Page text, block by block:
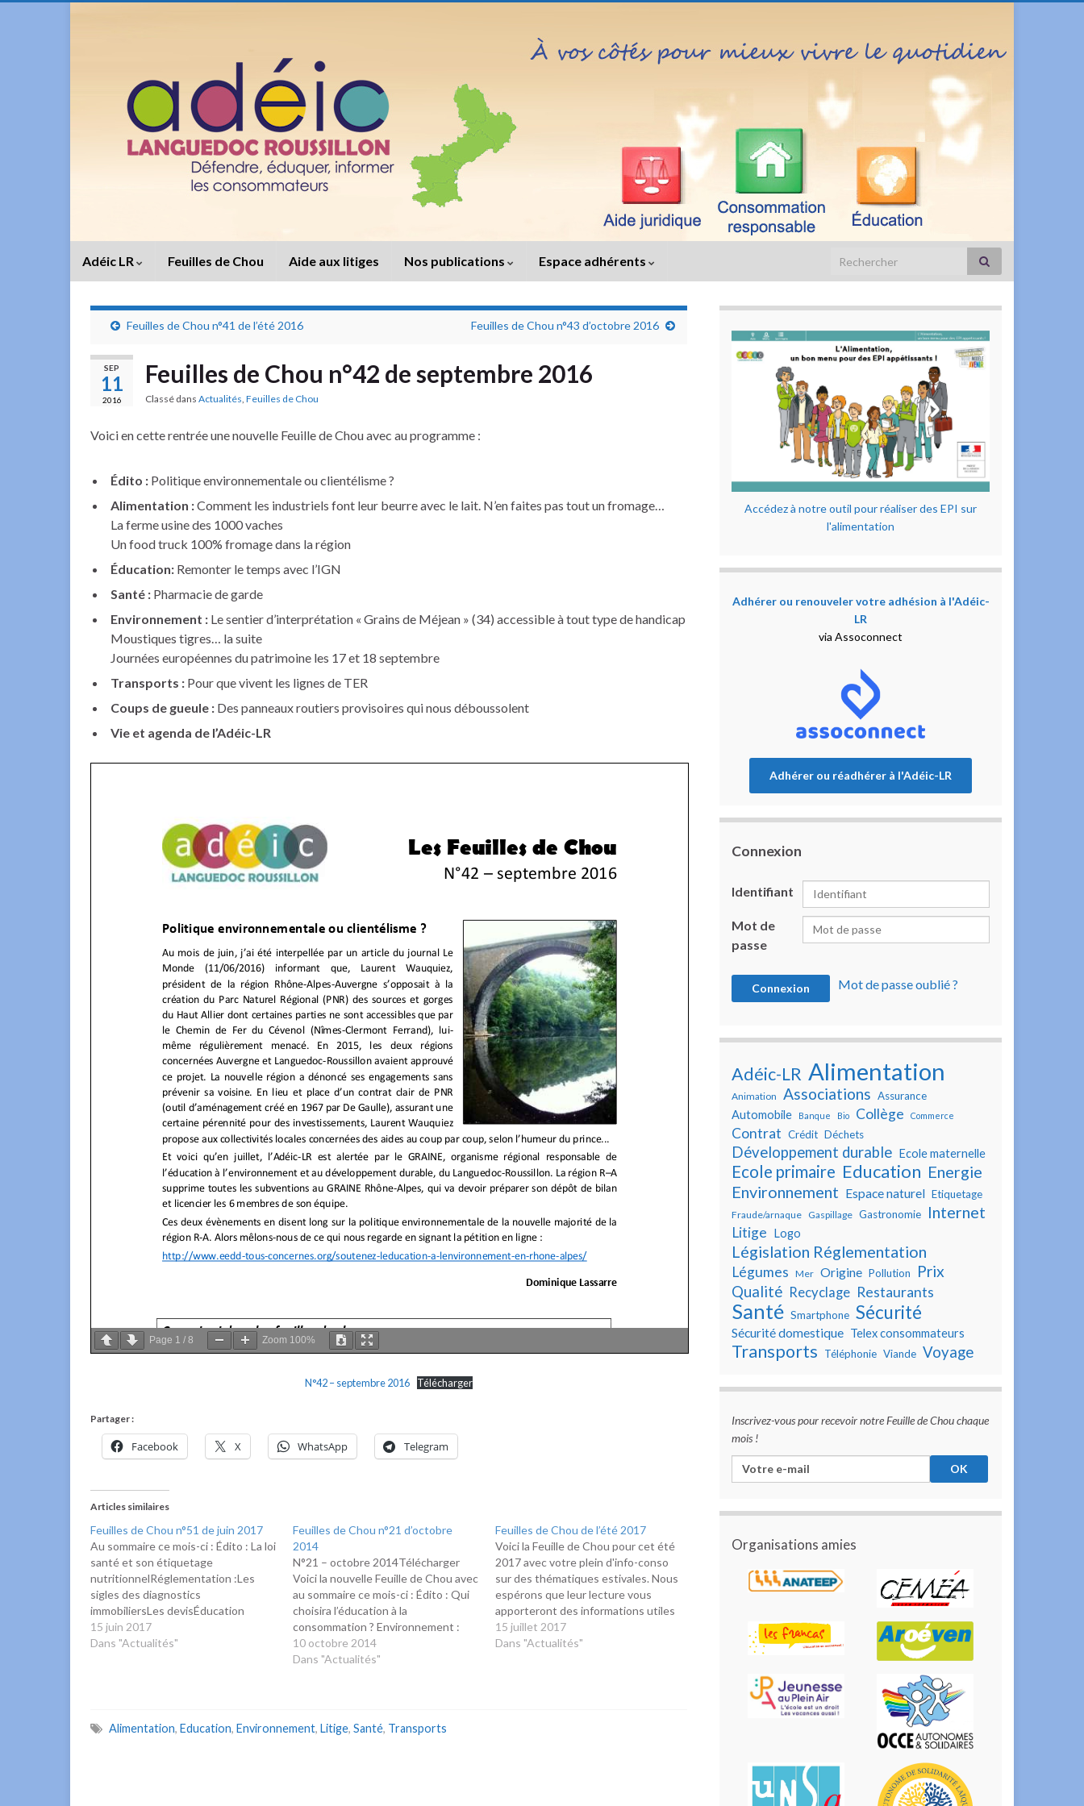
Adéic LR Feuilles de Chou Aide aux litiges Nos publications Espace adhérents Search for:
Feuilles de Chou n°41 de l’été 2016 Feuilles de Chou n°43 d’octobre 2016
SEP
11
2016
Feuilles de Chou n°42 de septembre 2016
Classé dans Actualités, Feuilles de Chou
Voici en cette rentrée une nouvelle Feuille de Chou avec au programme :
Édito : Politique environnementale ou clientélisme ?
Alimentation :Comment les industriels font leur beurre avec le lait. N’en faites pas tout un fromage…
La ferme usine des 1000 vaches
Un food truck 100% fromage dans la région
Éducation: Remonter le temps avec l’IGN
Santé : Pharmacie de garde
Environnement : Le sentier d’interprétation « Grains de Méjean » (34) accessible à tout type de handicap
Moustiques tigres… la suite
Journées européennes du patrimoine les 17 et 18 septembre
Transports : Pour que vivent les lignes de TER
Coups de gueule : Des panneaux routiers provisoires qui nous déboussolent
Vie et agenda de l’Adéic-LR
Page 1 / 8 Zoom 100%
N°42 – septembre 2016 Télécharger
Partager :
Facebook X WhatsApp Telegram
Articles similaires
Feuilles de Chou n°51 de juin 2017
Au sommaire ce mois-ci : Édito : La loi
santé et son étiquetage
nutritionnelRéglementation :Les
sigles des diagnostics
immobiliersLes devisÉducation
:Total Solar ExpertBudget
étudiantDans notre région : Goûter
sanitairesEnvironnement
15 juin 2017
Dans "Actualités"
Feuilles de Chou n°21 d’octobre
2014
N°21 – octobre 2014Télécharger
Voici la nouvelle Feuille de Chou avec
au sommaire ce mois-ci : Édito : Qui
choisira l’éducation à la
consommation ? Environnement :
Oui, les alternatives aux pesticides
existent ou comment soigner les
10 octobre 2014
Dans "Actualités"
Feuilles de Chou de l’été 2017
Voici la Feuille de Chou pour cet été
2017 avec votre plein d'info-conso
sur des thématiques estivales. Nous
espérons que leur lecture vous
apporteront des informations utiles
pour de bonnes vacances. Au
sommaire ce mois-ci : Édito : La loi
15 juillet 2017
Dans "Actualités"
Alimentation, Education, Environnement, Litige, Santé, Transports
Accédez à notre outil pour réaliser des EPI sur
l'alimentation
Adhérer ou renouveler votre adhésion à l'Adéic-
LR
via Assoconnect
Adhérer ou réadhérer à l'Adéic-LR
Connexion
Identifiant
Mot de
passe
Mot de passe oublié ?
Adéic-LR Alimentation
Animation Associations Assurance
Automobile Banque Bio Collège Commerce
Contrat Crédit Déchets
Développement durable Ecole maternelle
Ecole primaire Education Energie
Environnement Espace naturel Etiquetage
Fraude/arnaque Gaspillage Gastronomie Internet
Litige Logo
Législation Réglementation
Légumes Mer Origine Pollution Prix
Qualité Recyclage Restaurants
Santé Smartphone Sécurité
Sécurité domestique Telex consommateurs
Transports Téléphonie Viande Voyage
Inscrivez-vous pour recevoir notre Feuille de Chou chaque
mois !
Organisations amies